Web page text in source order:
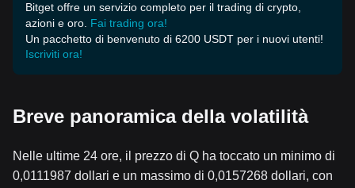
Bitget offre un servizio completo per il trading di crypto,
azioni e oro. Fai trading ora!
Un pacchetto di benvenuto di 6200 USDT per i nuovi utenti!
Iscriviti ora!
Breve panoramica della volatilità
Nelle ultime 24 ore, il prezzo di Q ha toccato un minimo di
0,0111987 dollari e un massimo di 0,0157268 dollari, con